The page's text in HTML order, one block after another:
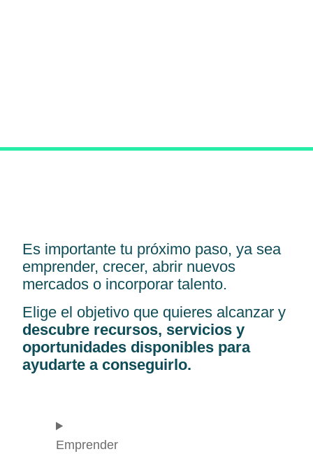
Es importante tu próximo paso, ya sea
emprender, crecer, abrir nuevos
mercados o incorporar talento.
Elige el objetivo que quieres alcanzar y
descubre recursos, servicios y
oportunidades disponibles para
ayudarte a conseguirlo.
Emprender